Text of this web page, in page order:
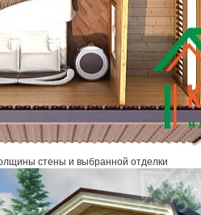
стены и выбранной отделки